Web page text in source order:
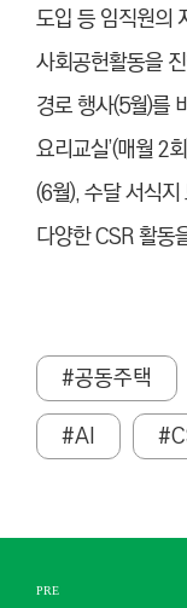
도입 등 임직원의
사회공헌활동을
경로 행사(5월)를
요리교실’(매월 2
(6월), 수달 서식
다양한 CSR 활동
#공동주택
#AI
PRE